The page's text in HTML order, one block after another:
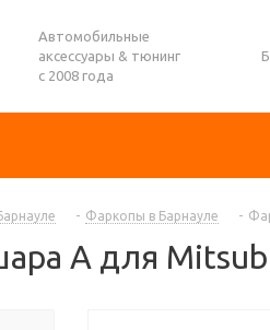
Автомобильные
аксессуары & тюнинг
с 2008 года
- Фаркопы в Барнауле -
A для